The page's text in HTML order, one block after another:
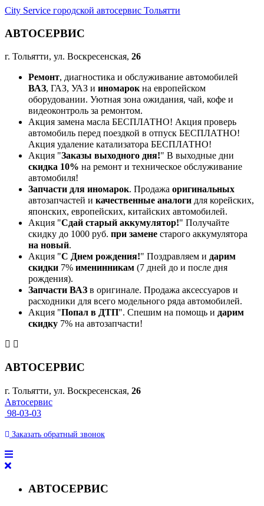
City Service городской автосервис Тольятти
АВТОСЕРВИС
г. Тольятти, ул. Воскресенская, 26
Ремонт, диагностика и обслуживание автомобилей
ВАЗ, ГАЗ, УАЗ и иномарокна европейском
оборудовании. Уютная зона ожидания, чай, кофе и
видеоконтроль за ремонтом.
Акция замена масла БЕСПЛАТНО! Акция проверь
автомобиль перед поездкой в отпуск БЕСПЛАТНО!
Акция удаление катализатора БЕСПЛАТНО!
Акция "Заказы выходного дня!" В выходные дни
скидка 10% на ремонт и техническое обслуживание
автомобиля!
Запчасти для иномарок. Продажа оригинальных
автозапчастей и качественные аналоги для корейских,
японских, европейских, китайских автомобилей.
Акция "Сдай старый аккумулятор!" Получайте
скидку до 1000 руб. при замене старого аккумулятора
на новый.
Акция "С Днем рождения!" Поздравляем и дарим
скидки 7% именинникам (7 дней до и после дня
рождения).
Запчасти ВАЗ в оригинале. Продажа аксессуаров и
расходники для всего модельного ряда автомобилей.
Акция "Попал в ДТП". Спешим на помощь и дарим
скидку 7% на автозапчасти!
АВТОСЕРВИС
г. Тольятти, ул. Воскресенская, 26
Автосервис
98-03-03
Заказать обратный звонок
АВТОСЕРВИС